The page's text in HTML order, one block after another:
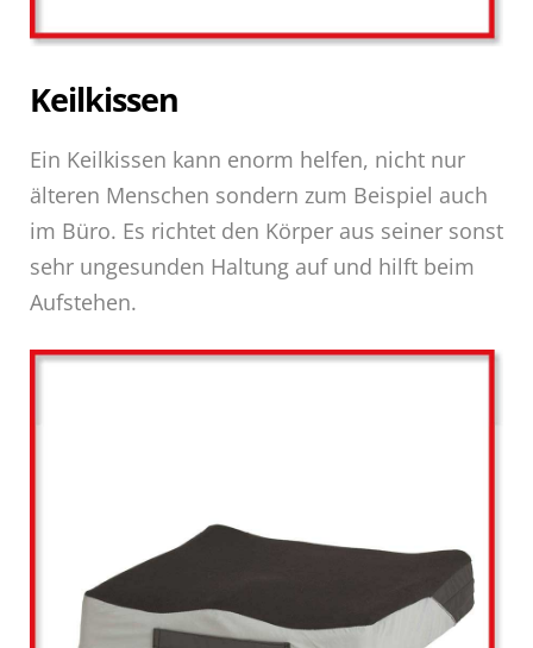
Keilkissen
Ein Keilkissen kann enorm helfen, nicht nur
älteren Menschen sondern zum Beispiel auch
im Büro. Es richtet den Körper aus seiner sonst
sehr ungesunden Haltung auf und hilft beim
Aufstehen.